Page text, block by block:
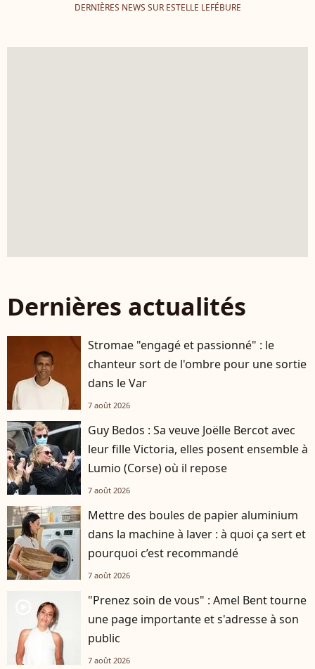
DERNIÈRES NEWS SUR ESTELLE LEFÉBURE
Dernières actualités
Stromae "engagé et passionné" : le
chanteur sort de l'ombre pour une sortie
dans le Var
7 août 2026
Guy Bedos : Sa veuve Joëlle Bercot avec
leur fille Victoria, elles posent ensemble à
Lumio (Corse) où il repose
7 août 2026
Mettre des boules de papier aluminium
dans la machine à laver : à quoi ça sert et
pourquoi c’est recommandé
7 août 2026
"Prenez soin de vous" : Amel Bent tourne
une page importante et s'adresse à son
public
7 août 2026